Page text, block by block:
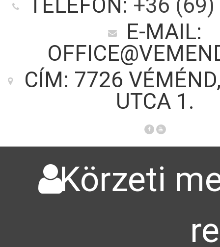
TELEFON: +36
E-MAIL:
CÍM: 7726
UTCA 1.
Körzeti